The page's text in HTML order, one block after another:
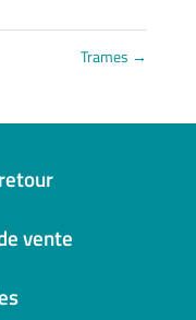
Trames →
vente